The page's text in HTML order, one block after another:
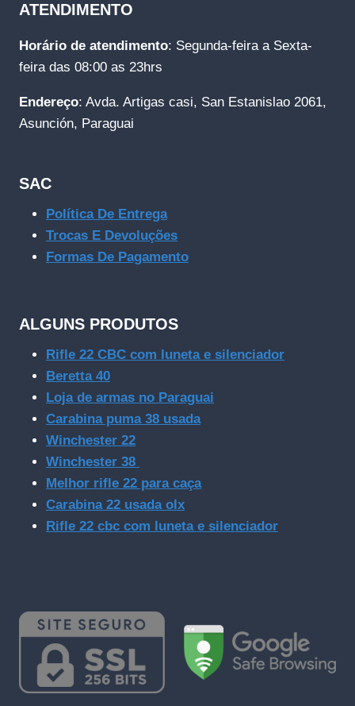
ATENDIMENTO
Horário de atendimento: Segunda-feira a Sexta-
feira das 08:00 as 23hrs
Endereço: Avda. Artigas casi, San Estanislao 2061,
Asunción, Paraguai
SAC
Política De Entrega
Trocas E Devoluções
Formas De Pagamento
ALGUNS PRODUTOS
Rifle 22 CBC com luneta e silenciador
Beretta 40
Loja de armas no Paraguai
Carabina puma 38 usada
Winchester 22
Winchester 38
Melhor rifle 22 para caça
Carabina 22 usada olx
Rifle 22 cbc com luneta e silenciador